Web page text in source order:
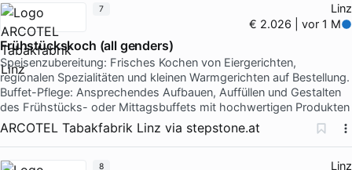
Linz
€ 2.026 | vor 1 M
Frühstückskoch (all genders)
Speisenzubereitung: Frisches Kochen von Eiergerichten,
regionalen Spezialitäten und kleinen Warmgerichten auf Bestellung.
Buffet-Pflege: Ansprechendes Aufbauen, Auffüllen und Gestalten
des Frühstücks- oder Mittagsbuffets mit hochwertigen Produkten
ARCOTEL Tabakfabrik Linz via stepstone.at
7
Linz
8